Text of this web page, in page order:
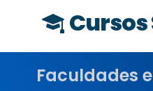
Faculdades